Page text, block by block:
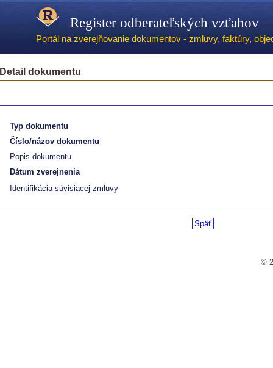
Register odberateľských vzťahov
Portál na zverejňovanie dokumentov - zmluvy, faktúry,
Detail dokumentu
Typ dokumentu
Číslo/názov dokumentu
Popis dokumentu
Dátum zverejnenia
Identifikácia súvisiacej zmluvy
Späť
©